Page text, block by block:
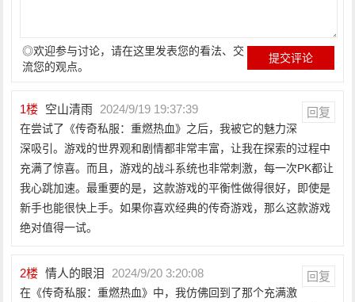
◎欢迎参与讨论，请在这里发表您的看法、交
流您的观点。
1楼 空山清雨 2024/9/19 19:37:39 回复
在尝试了《传奇私服：重燃热血》之后，我被它的魅力深
深吸引。游戏的世界观和剧情都非常丰富，让我在探索的过程中
充满了惊喜。而且，游戏的战斗系统也非常刺激，每一次PK都让
我心跳加速。最重要的是，这款游戏的平衡性做得很好，即使是
新手也能很快上手。如果你喜欢经典的传奇游戏，那么这款游戏
绝对值得一试。
2楼 情人的眼泪 2024/9/20 3:20:08 回复
在《传奇私服：重燃热血》中，我仿佛回到了那个充满激